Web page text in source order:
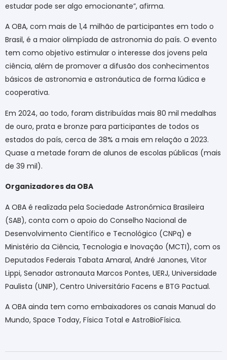
estudar pode ser algo emocionante”, afirma.
A OBA, com mais de 1,4 milhão de participantes em todo o
Brasil, é a maior olimpíada de astronomia do país. O evento
tem como objetivo estimular o interesse dos jovens pela
ciência, além de promover a difusão dos conhecimentos
básicos de astronomia e astronáutica de forma lúdica e
cooperativa.
Em 2024, ao todo, foram distribuídas mais 80 mil medalhas
de ouro, prata e bronze para participantes de todos os
estados do país, cerca de 38% a mais em relação a 2023.
Quase a metade foram de alunos de escolas públicas (mais
de 39 mil).
Organizadores da OBA
A OBA é realizada pela Sociedade Astronômica Brasileira
(SAB), conta com o apoio do Conselho Nacional de
Desenvolvimento Científico e Tecnológico (CNPq) e
Ministério da Ciência, Tecnologia e Inovação (MCTI), com os
Deputados Federais Tabata Amaral, André Janones, Vitor
Lippi, Senador astronauta Marcos Pontes, UERJ, Universidade
Paulista (UNIP), Centro Universitário Facens e BTG Pactual.
A OBA ainda tem como embaixadores os canais Manual do
Mundo, Space Today, Física Total e AstroBioFísica.